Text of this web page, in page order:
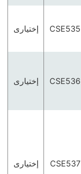
CSE535 إختيارى
CSE536 إختيارى
CSE537 إختيارى